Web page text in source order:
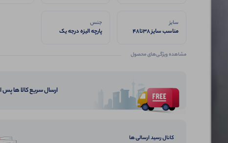
سایز
مناسب سایز 38تا48
جنس
پارچه الیزه درجه یک
مشاهده ویژگی‌های محصول
ارسال سریع کالا ها
کانال رسید ارسالی ها